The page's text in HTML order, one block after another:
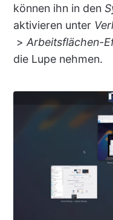
können ihn in den
aktivieren unter
> Arbeitsflächen-
die Lupe nehmen.